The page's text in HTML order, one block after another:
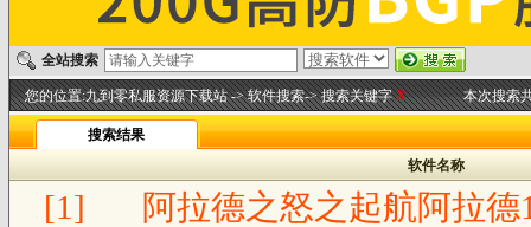
全站搜索
您的位置:九到零私服资源下载站-> 软件搜索-> 搜索关键字X本次搜索共
搜索结果
软件名称
[1]
阿拉德之怒之起航阿拉